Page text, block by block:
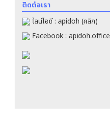
ติดต่อเรา
ไลน์ไอดี : apidoh (คลิก)
Facebook : apidoh.office